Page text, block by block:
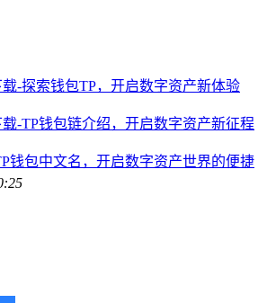
-探索钱包TP，开启数字资产新体验
-TP钱包链介绍，开启数字资产新征程
钱包中文名，开启数字资产世界的便捷